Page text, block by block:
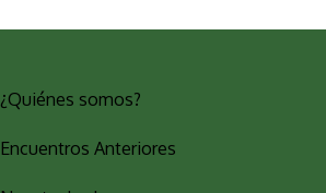
¿Quiénes somos?
Encuentros Anteriores